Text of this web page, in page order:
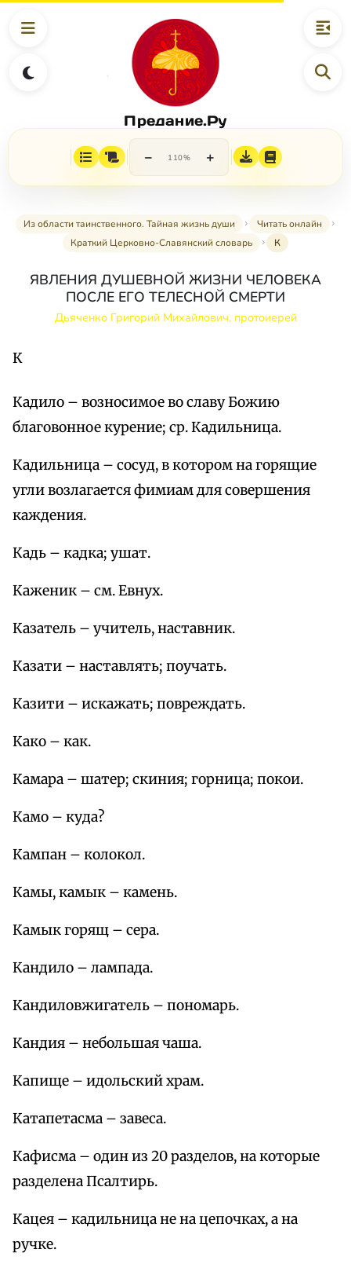
Предание.Ру
− 110% +
Из области таинственного. Тайная жизнь души
Читать онлайн
Краткий Церковно-Славянский словарь
К
ЯВЛЕНИЯ ДУШЕВНОЙ ЖИЗНИ ЧЕЛОВЕКА
ПОСЛЕ ЕГО ТЕЛЕСНОЙ СМЕРТИ
Дьяченко Григорий Михайлович, протоиерей
К
Кадило – возносимое во славу Божию
благовонное курение; ср. Кадильница.
Кадильница – сосуд, в котором на горящие
угли возлагается фимиам для совершения
каждения.
Кадь – кадка; ушат.
Каженик – см. Евнух.
Казатель – учитель, наставник.
Казати – наставлять; поучать.
Казити – искажать; повреждать.
Како – как.
Камара – шатер; скиния; горница; покои.
Камо – куда?
Кампан – колокол.
Камы, камык – камень.
Камык горящ – сера.
Кандило – лампада.
Кандиловжигатель – пономарь.
Кандия – небольшая чаша.
Капище – идольский храм.
Катапетасма – завеса.
Кафисма – один из 20 разделов, на которые
разделена Псалтирь.
Кацея – кадильница не на цепочках, а на
ручке.